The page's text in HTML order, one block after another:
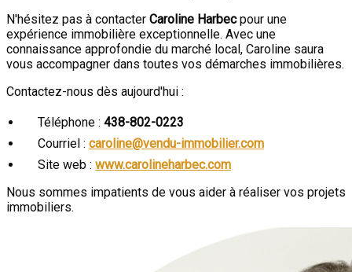
N'hésitez pas à contacter Caroline Harbecpour une
expérience immobilière exceptionnelle. Avec une
connaissance approfondie du marché local, Caroline saura
vous accompagner dans toutes vos démarches immobilières.
Contactez-nous dès aujourd'hui :
Téléphone : 438-802-0223
Courriel : caroline@vendu-immobilier.com
Site web : www.carolineharbec.com
Nous sommes impatients de vous aider à réaliser vos projets
immobiliers.